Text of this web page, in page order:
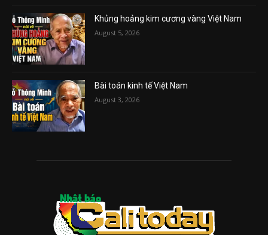
Khủng hoảng kim cương vàng Việt Nam
August 5, 2026
Bài toán kinh tế Việt Nam
August 3, 2026